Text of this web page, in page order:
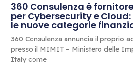
360 Consulenza è
per Cybersecurity e
le nuove categorie
360 Consulenza annuncia il proprio
presso il MIMIT – Ministero delle
Italy come